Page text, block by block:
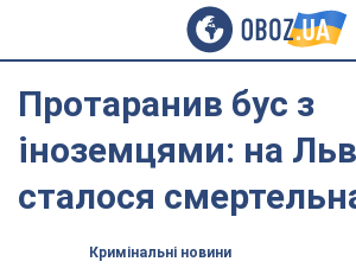
Протаранив бус з
іноземцями: на
сталося
Кримінальні новини